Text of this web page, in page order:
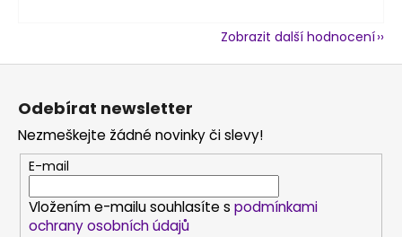
Zobrazit další hodnocení
Z
Odebírat newsletter
Nezmeškejte žádné novinky či slevy!
E-mail
Vložením e-mailu souhlasíte s podmínkami
ochrany osobních údajů